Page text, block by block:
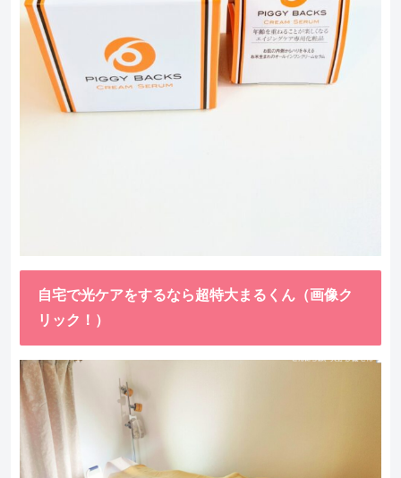
自宅で光ケアをするなら超特大まるくん（画像ク
リック！）